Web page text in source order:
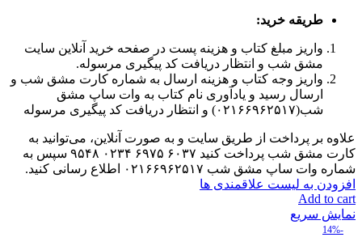
طریقه خرید:
واریز مبلغ کتاب و هزینه پست در صفحه خرید آنلاین سایت
مشق شب و انتظار دریافت کد پیگیری مرسوله.
واریز وجه کتاب و هزینه ارسال به شماره کارت مشق شب و
ارسال رسید و یادآوری نام کتاب به وات ساپ مشق
شب(۰۲۱۶۶۹۶۲۵۱۷) و انتظار دریافت کد پیگیری مرسوله
علاوه بر پرداخت از طریق سایت و به صورت آنلاین، می‌توانید به
کارت مشق شب پرداخت کنید ۶۰۳۷ ۶۹۷۵ ۰۲۳۴ ۹۵۴۸ سپس به
شماره وات ساپ مشق شب ۰۲۱۶۶۹۶۲۵۱۷ اطلاع رسانی کنید.
افزودن به لیست علاقمندی ها
Add to cart
نمایش سریع
-14%